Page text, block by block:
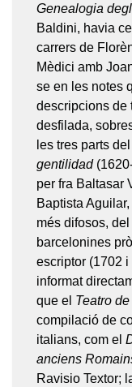
Genealogia
Baldini, havia
carrers de
Mèdici amb
se en les notes
descripcions de
desfilada,
les tres parts del
gentilidad
per fra Baltasar
Baptista
més difosos,
barcelonines
escriptor (1702
informat
que el Teatro
compilació de
italians, com el
anciens
Ravisio Textor;